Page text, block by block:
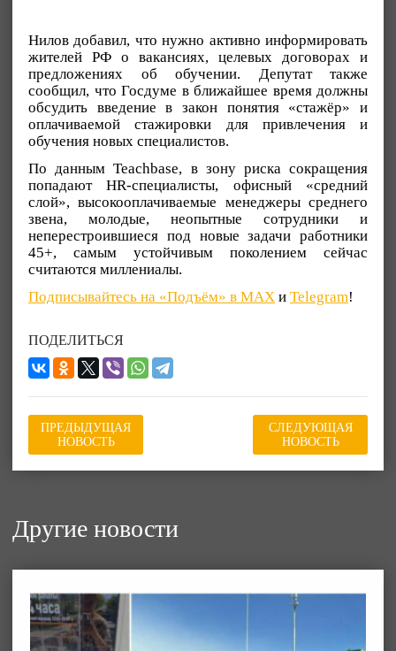
Нилов добавил, что нужно активно информировать
жителей РФ о вакансиях, целевых договорах и
предложениях об обучении. Депутат также
сообщил, что Госдуме в ближайшее время должны
обсудить введение в закон понятия «стажёр» и
оплачиваемой стажировки для привлечения и
обучения новых специалистов.
По данным Teachbase, в зону риска сокращения
попадают HR-специалисты, офисный «средний
слой», высокооплачиваемые менеджеры среднего
звена, молодые, неопытные сотрудники и
неперестроившиеся под новые задачи работники
45+, самым устойчивым поколением сейчас
считаются миллениалы.
Подписывайтесь на «Подъём» в MAX и Telegram!
ПОДЕЛИТЬСЯ
ПРЕДЫДУЩАЯ
НОВОСТЬ
СЛЕДУЮЩАЯ
НОВОСТЬ
Другие новости